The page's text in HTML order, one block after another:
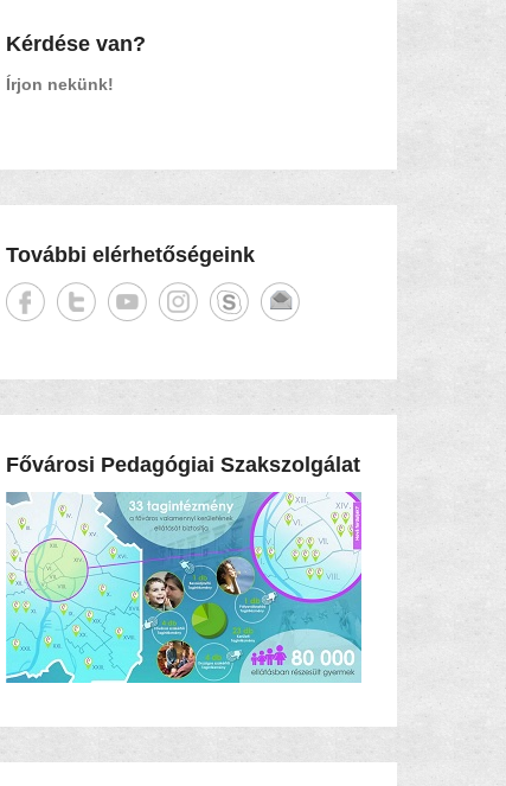
Kérdése van?
Írjon nekünk!
További elérhetőségeink
Fővárosi Pedagógiai Szakszolgálat